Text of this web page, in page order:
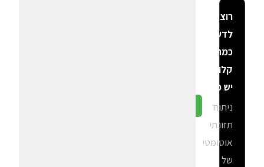
רוצה
לדעת
כמה
קלוריות
יש פה?
ניתוח
תזונתי
אוטומטי
של